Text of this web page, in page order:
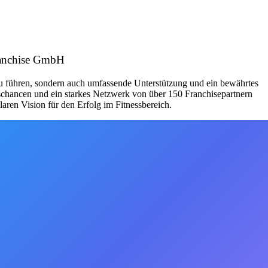
GmbH
sondern auch umfassende Unterstützung und ein bewährtes
und ein starkes Netzwerk von über 150 Franchisepartnern
Vision für den Erfolg im Fitnessbereich.